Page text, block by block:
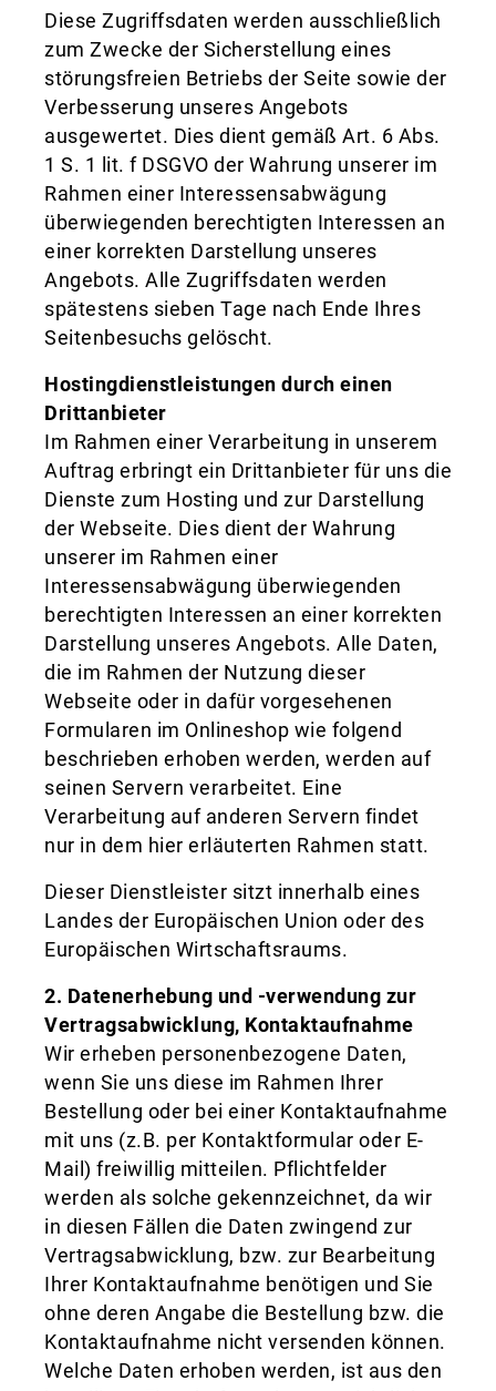
Diese Zugriffsdaten werden ausschließlich
zum Zwecke der Sicherstellung eines
störungsfreien Betriebs der Seite sowie der
Verbesserung unseres Angebots
ausgewertet. Dies dient gemäß Art. 6 Abs.
1 S. 1 lit. f DSGVO der Wahrung unserer im
Rahmen einer Interessensabwägung
überwiegenden berechtigten Interessen an
einer korrekten Darstellung unseres
Angebots. Alle Zugriffsdaten werden
spätestens sieben Tage nach Ende Ihres
Seitenbesuchs gelöscht.
Hostingdienstleistungen durch einen
Drittanbieter
Im Rahmen einer Verarbeitung in unserem
Auftrag erbringt ein Drittanbieter für uns die
Dienste zum Hosting und zur Darstellung
der Webseite. Dies dient der Wahrung
unserer im Rahmen einer
Interessensabwägung überwiegenden
berechtigten Interessen an einer korrekten
Darstellung unseres Angebots. Alle Daten,
die im Rahmen der Nutzung dieser
Webseite oder in dafür vorgesehenen
Formularen im Onlineshop wie folgend
beschrieben erhoben werden, werden auf
seinen Servern verarbeitet. Eine
Verarbeitung auf anderen Servern findet
nur in dem hier erläuterten Rahmen statt.
Dieser Dienstleister sitzt innerhalb eines
Landes der Europäischen Union oder des
Europäischen Wirtschaftsraums.
2. Datenerhebung und -verwendung zur
Vertragsabwicklung, Kontaktaufnahme
Wir erheben personenbezogene Daten,
wenn Sie uns diese im Rahmen Ihrer
Bestellung oder bei einer Kontaktaufnahme
mit uns (z.B. per Kontaktformular oder E-
Mail) freiwillig mitteilen. Pflichtfelder
werden als solche gekennzeichnet, da wir
in diesen Fällen die Daten zwingend zur
Vertragsabwicklung, bzw. zur Bearbeitung
Ihrer Kontaktaufnahme benötigen und Sie
ohne deren Angabe die Bestellung bzw. die
Kontaktaufnahme nicht versenden können.
Welche Daten erhoben werden, ist aus den